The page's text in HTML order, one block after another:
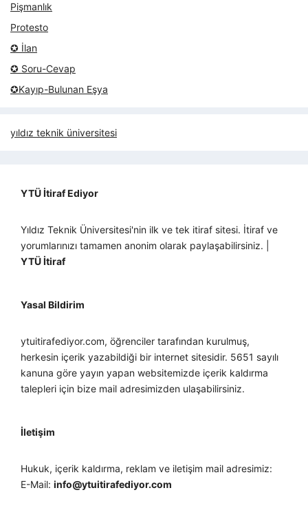
Pişmanlık
Protesto
✪ İlan
✪ Soru-Cevap
✪Kayıp-Bulunan Eşya
yıldız teknik üniversitesi
YTÜ İtiraf Ediyor
Yıldız Teknik Üniversitesi'nin ilk ve tek itiraf sitesi. İtiraf ve
yorumlarınızı tamamen anonim olarak paylaşabilirsiniz. |
YTÜ İtiraf
Yasal Bildirim
ytuitirafediyor.com, öğrenciler tarafından kurulmuş,
herkesin içerik yazabildiği bir internet sitesidir. 5651 sayılı
kanuna göre yayın yapan websitemizde içerik kaldırma
talepleri için bize mail adresimizden ulaşabilirsiniz.
İletişim
Hukuk, içerik kaldırma, reklam ve iletişim mail adresimiz:
E-Mail: info@ytuitirafediyor.com